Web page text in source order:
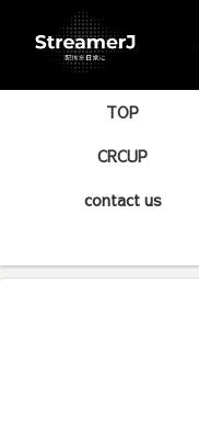
TOP
CRCUP
contact us